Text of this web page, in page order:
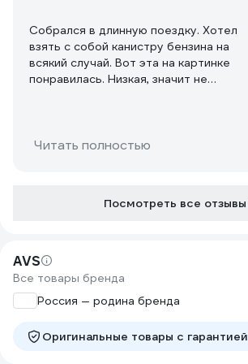
Собрался в длинную поездку. Хотел
взять с собой канистру бензина на
всякий случай. Вот эта на картинке
понравилась. Низкая, значит не
ёмкости пластиковую можно за 600
запах бензина в салоне. Осмотрел
второго отверстия. Доехал домой,
оставил канистру под крыльцом,
потому как запах сильный. Пусть,
думаю, проветрится. На следующий
нет, но запах сильный. Если канистру
Читать полностью
Посмотреть все отзывы
AVS
Все товары бренда
Россия — родина бренда
Оригинальные товары c гарантией